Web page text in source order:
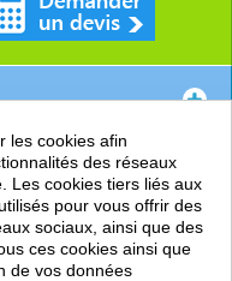
les cookies afin
des réseaux
Les cookies tiers liés aux
pour vous offrir des
sociaux, ainsi que des
ces cookies ainsi que
de vos données